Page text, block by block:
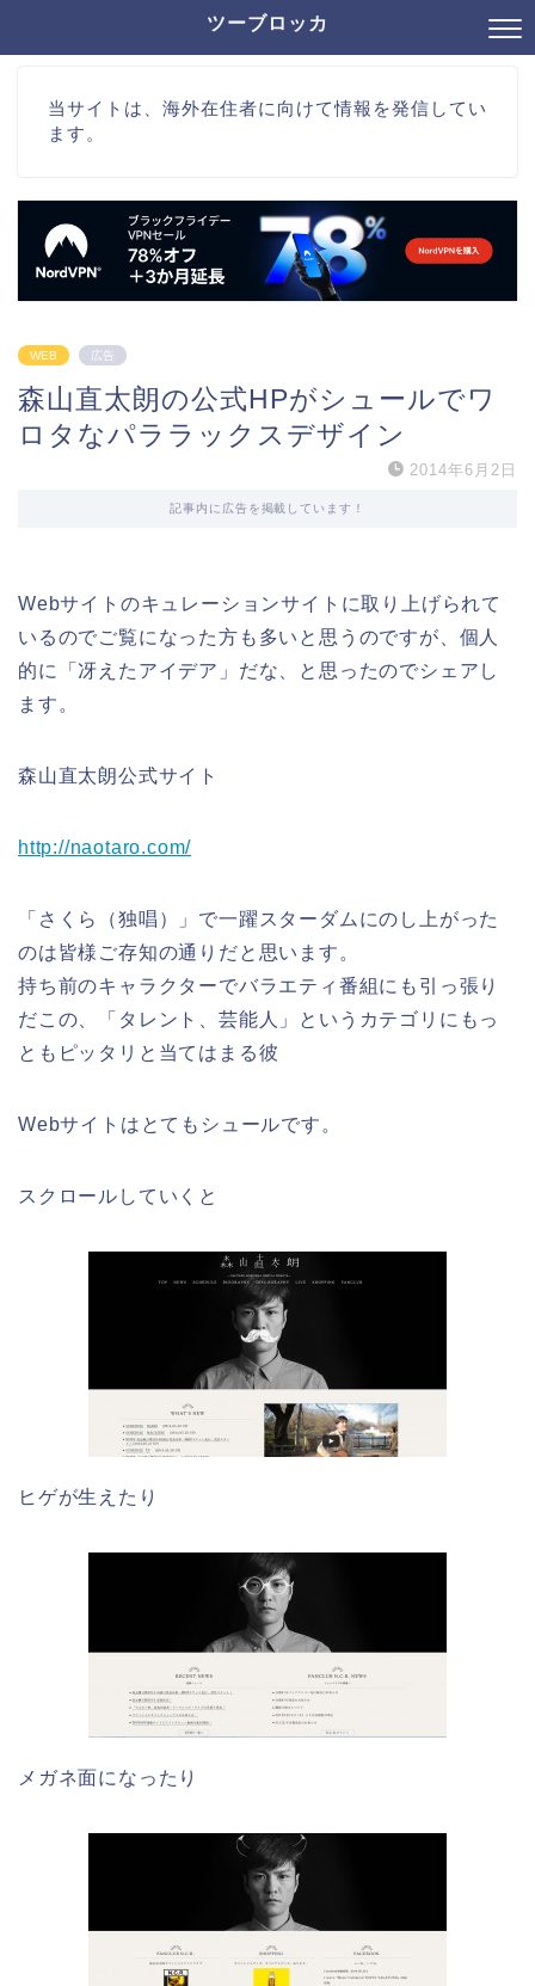
ツーブロッカ
当サイトは、海外在住者に向けて情報を発信してい
ます。
WEB 広告
森山直太朗の公式HPがシュールでワ
ロタなパララックスデザイン
2014年6月2日
記事内に広告を掲載しています！
Webサイトのキュレーションサイトに取り上げられて
いるのでご覧になった方も多いと思うのですが、個人
的に「冴えたアイデア」だな、と思ったのでシェアし
ます。
森山直太朗公式サイト
http://naotaro.com/
「さくら（独唱）」で一躍スターダムにのし上がった
のは皆様ご存知の通りだと思います。
持ち前のキャラクターでバラエティ番組にも引っ張り
だこの、「タレント、芸能人」というカテゴリにもっ
ともピッタリと当てはまる彼
Webサイトはとてもシュールです。
スクロールしていくと
ヒゲが生えたり
メガネ面になったり